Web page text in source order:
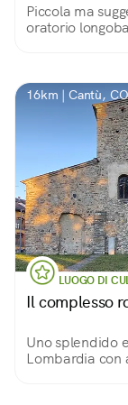
Piccola ma
oratorio
16km | Cantù, CO
LUOGO DI
Il complesso
Uno splendido
Lombardia con